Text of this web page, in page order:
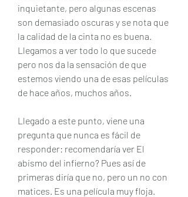
inquietante, pero algunas escenas
son demasiado oscuras y se nota que
la calidad de la cinta no es buena.
Llegamos a ver todo lo que sucede
pero nos da la sensación de que
estemos viendo una de esas películas
de hace años, muchos años.
Llegado a este punto, viene una
pregunta que nunca es fácil de
responder: recomendaría ver El
abismo del infierno? Pues así de
primeras diría que no, pero un no con
matices. Es una película muy floja.